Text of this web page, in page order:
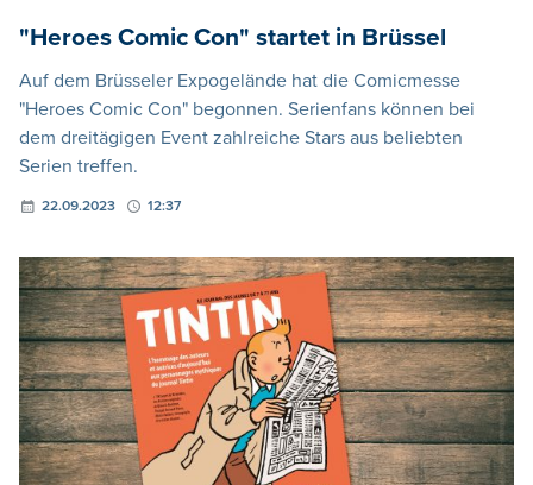
"Heroes Comic Con" startet in Brüssel
Auf dem Brüsseler Expogelände hat die Comicmesse
"Heroes Comic Con" begonnen. Serienfans können bei
dem dreitägigen Event zahlreiche Stars aus beliebten
Serien treffen.
22.09.2023 12:37